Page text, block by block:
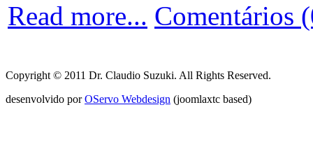
Read more... Comentários
Copyright © 2011 Dr. Claudio Suzuki. All Rights Reserved.
desenvolvido porOServo Webdesign (joomlaxtc based)